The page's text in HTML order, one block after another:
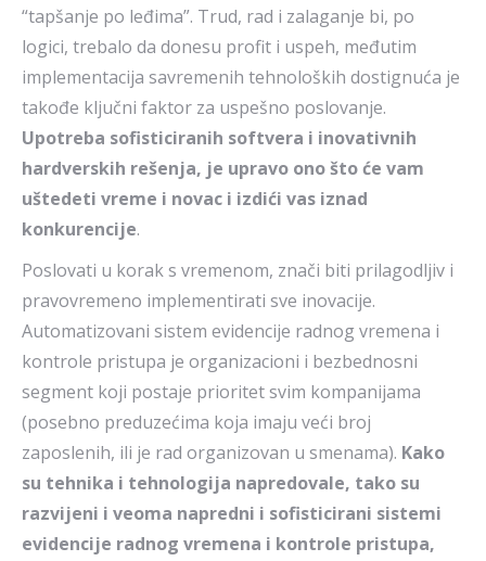
“tapšanje po leđima”. Trud, rad i zalaganje bi, po
logici, trebalo da donesu profit i uspeh, međutim
implementacija savremenih tehnoloških dostignuća je
takođe ključni faktor za uspešno poslovanje.
Upotreba sofisticiranih softvera i inovativnih
hardverskih rešenja, je upravo ono što će vam
uštedeti vreme i novac i izdići vas iznad
konkurencije.
Poslovati u korak s vremenom, znači biti prilagodljiv i
pravovremeno implementirati sve inovacije.
Automatizovani sistem evidencije radnog vremena i
kontrole pristupa je organizacioni i bezbednosni
segment koji postaje prioritet svim kompanijama
(posebno preduzećima koja imaju veći broj
zaposlenih, ili je rad organizovan u smenama). Kako
su tehnika i tehnologija napredovale, tako su
razvijeni i veoma napredni i sofisticirani sistemi
evidencije radnog vremena i kontrole pristupa,